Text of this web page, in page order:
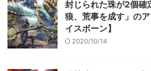
封じられた珠が2個確
狼、荒事を成す」の
イスボーン】
2020/10/14